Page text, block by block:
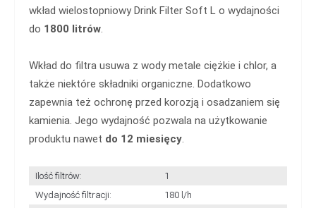
wkład wielostopniowy Drink Filter Soft L o wydajności
do 1800 litrów.
Wkład do filtra usuwa z wody metale ciężkie i chlor, a
także niektóre składniki organiczne. Dodatkowo
zapewnia też ochronę przed korozją i osadzaniem się
kamienia. Jego wydajność pozwala na użytkowanie
produktu nawet do 12 miesięcy.
Ilość filtrów:
1
Wydajność filtracji:
180 l/h